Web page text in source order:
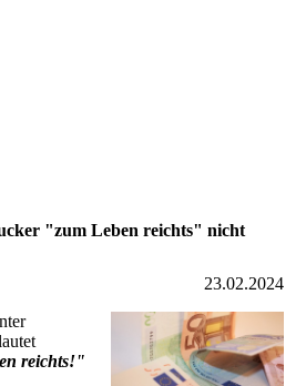
"zum Leben reichts" nicht
23.02.2024
reichts!"